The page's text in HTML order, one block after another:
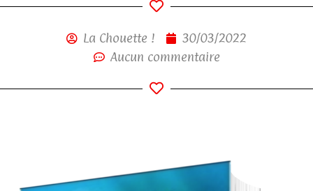
La Chouette !
30/03/2022
Aucun commentaire